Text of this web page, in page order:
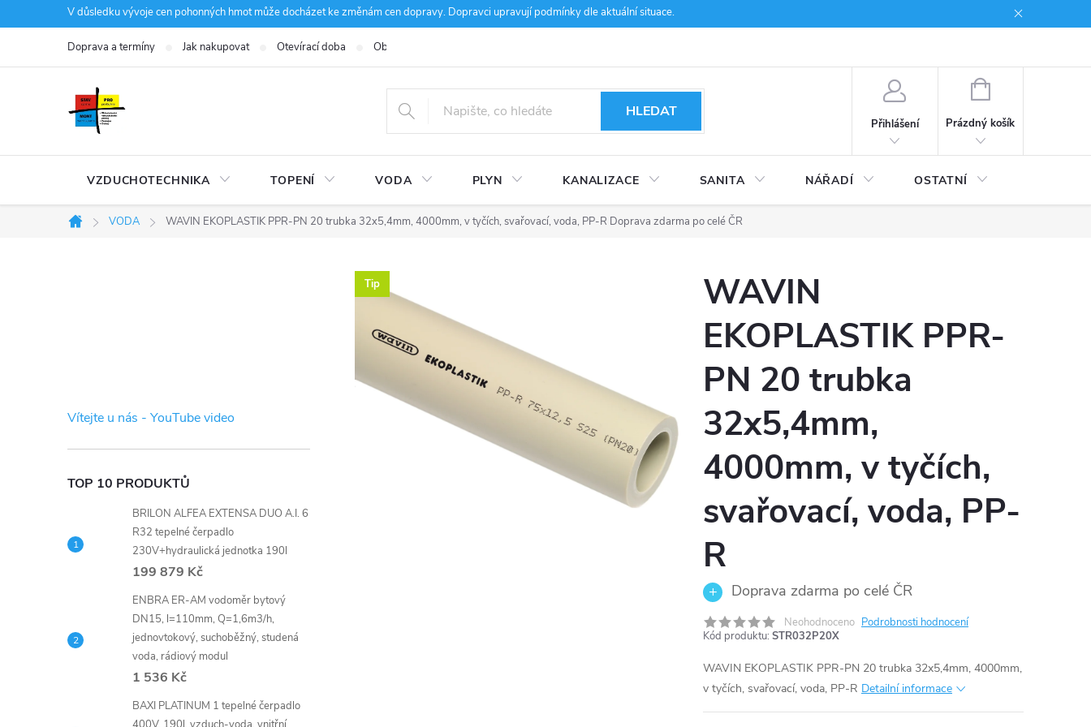
na
V důsledku vývoje cen pohonných hmot může docházet ke změnám cen dopravy. Dopravci upravují podmínky dle aktuální situace.
Doprava a termíny Jak nakupovat Otevírací doba Obchodní podmínky
HLEDAT
Přihlášení
NÁKUPNÍ
Prázdný košík
VZDUCHOTECHNIKA TOPENÍ VODA PLYN KANALIZACE SANITA NÁŘADÍ OSTATNÍ
Domů
VODA WAVIN EKOPLASTIK PPR-PN 20 trubka 32x5,4mm, 4000mm, v tyčích, svařovací, voda, PP-R Doprava zdarma po celé ČR
t
r
a
n
p
Vítejte u nás - YouTube video
TOP 10 PRODUKTŮ
BRILON ALFEA EXTENSA DUO A.I. 6
R32 tepelné čerpadlo
230V+hydraulická jednotka 190l
199 879 Kč
ENBRA ER-AM vodoměr bytový
DN15, l=110mm, Q=1,6m3/h,
jednovtokový, suchoběžný, studená
voda, rádiový modul
1 536 Kč
BAXI PLATINUM 1 tepelné čerpadlo
Tip
WAVIN
EKOPLASTIK PPR-
PN 20 trubka
32x5,4mm,
4000mm, v tyčích,
svařovací, voda, PP-
R
Doprava zdarma po celé ČR
Neohodnoceno Podrobnosti hodnocení
Kód produktu: STR032P20X
WAVIN EKOPLASTIK PPR-PN 20 trubka 32x5,4mm, 4000mm,
v tyčích, svařovací, voda, PP-R Detailní informace